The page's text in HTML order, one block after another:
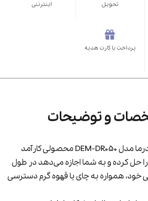
تحویل
اینترنتی
پرداخت با کارت هدیه
و توضیحات
قابل حمل درما مدل DEM-DR050 محصولی کارآمد
حل کرده و به شما اجازه می‌دهد در طول
همواره به چای یا قهوه گرم دسترسی